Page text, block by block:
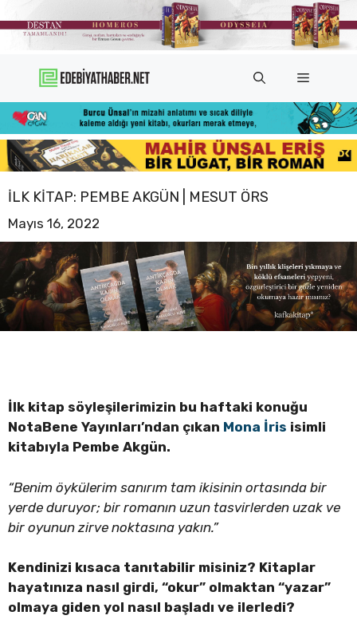
atla
Menü
İLK KITAP: PEMBE AKGÜN | MESUT ÖRS
Mayıs 16, 2022
İlk kitap söyleşilerimizin bu haftaki konuğu
NotaBene Yayınları’ndan çıkan Mona İris isimli
kitabıyla Pembe Akgün.
“Benim öykülerim sanırım tam ikisinin ortasında bir
yerde duruyor; bir romanın uzun tasvirlerden uzak ve
bir oyunun zirve noktasına yakın.”
Kendinizi kısaca tanıtabilir misiniz? Kitaplar
hayatınıza nasıl girdi, “okur” olmaktan “yazar”
olmaya giden yol nasıl başladı ve ilerledi?